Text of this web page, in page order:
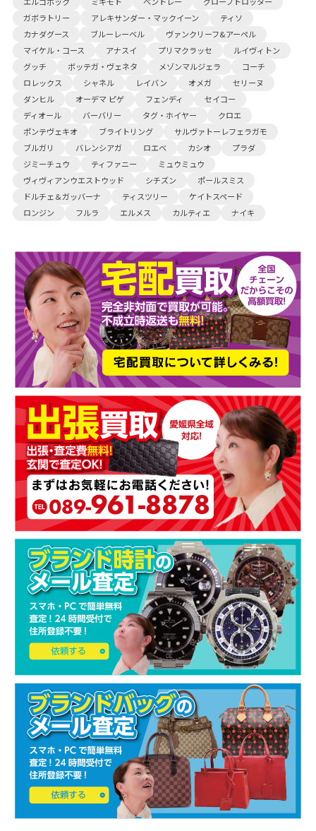
ガボラトリー
アレキサンダー・マックイーン
ティソ
カナダグース
ブルーレーベル
ヴァンクリーフ&アーペル
マイケル・コース
アナスイ プリマクラッセ
ルイヴィトン
グッチ
ボッテガ・ヴェネタ メゾンマルジェラ
コーチ
ロレックス
シャネル レイバン オメガ
セリーヌ
ダンヒル
オーデマ ピゲ フェンディ
セイコー
ディオール
バーバリー タグ・ホイヤー
クロエ
ポンテヴェキオ
ブライトリング
サルヴァトーレフェラガモ
ブルガリ
バレンシアガ ロエベ カシオ
プラダ
ジミーチュウ
ティファニー
ミュウミュウ
ヴィヴィアンウエストウッド
シチズン
ポールスミス
ドルチェ＆ガッバーナ
ティスツリー
ケイトスペード
ロンジン
フルラ エルメス カルティエ ナイキ